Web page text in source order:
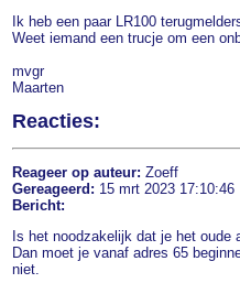
Ik heb een paar LR100
Weet iemand een trucje om een
mvgr
Maarten
Reacties:
Reageer op auteur: Zoeff
Gereageerd: 15 mrt 2023 17:10:46
Bericht:
Is het noodzakelijk dat je het oude
Dan moet je vanaf adres 65
niet.